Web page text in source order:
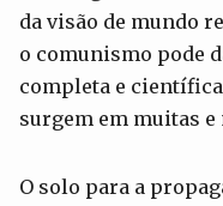
da visão de mundo
o comunismo pode
completa e
surgem em muitas e
O solo para a